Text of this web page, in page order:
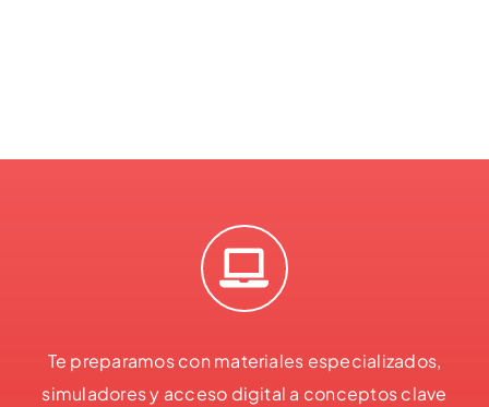
Te preparamos con materiales especializados,
simuladores y acceso digital a conceptos clave